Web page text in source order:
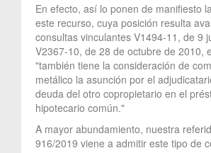
En efecto, así lo ponen de manifiesto
este recurso, cuya posición resulta
consultas vinculantes V1494-11, de 9
V2367-10, de 28 de octubre de 2010,
"también tiene la consideración de
metálico la asunción por el
deuda del otro copropietario en el
hipotecario común."
A mayor abundamiento, nuestra
916/2019 viene a admitir este tipo de